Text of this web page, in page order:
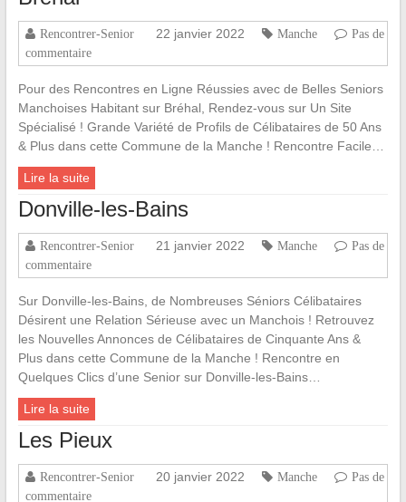
Rencontrer-Senior 22 janvier 2022 Manche
Pas de
commentaire
Pour des Rencontres en Ligne Réussies avec de Belles Seniors
Manchoises Habitant sur Bréhal, Rendez-vous sur Un Site
Spécialisé ! Grande Variété de Profils de Célibataires de 50 Ans
& Plus dans cette Commune de la Manche ! Rencontre Facile…
Lire la suite
Donville-les-Bains
Rencontrer-Senior 21 janvier 2022 Manche
Pas de
commentaire
Sur Donville-les-Bains, de Nombreuses Séniors Célibataires
Désirent une Relation Sérieuse avec un Manchois ! Retrouvez
les Nouvelles Annonces de Célibataires de Cinquante Ans &
Plus dans cette Commune de la Manche ! Rencontre en
Quelques Clics d’une Senior sur Donville-les-Bains…
Lire la suite
Les Pieux
Rencontrer-Senior 20 janvier 2022 Manche
Pas de
commentaire